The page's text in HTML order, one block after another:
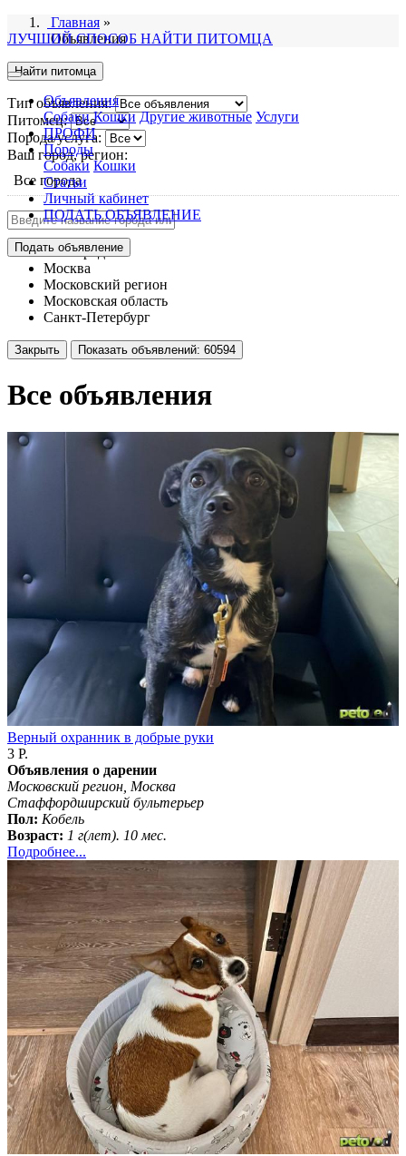
ЛУЧШИЙ СПОСОБ НАЙТИ ПИТОМЦА
Объявления
Собаки Кошки Другие животные Услуги
ПРОФИ
Породы
Собаки Кошки
Статьи
Личный кабинет
ПОДАТЬ ОБЪЯВЛЕНИЕ
Подать объявление
Главная »
Объявления
Найти питомца
Тип объявления:
Питомец:
Порода/услуга:
Ваш город, регион:
Все города
Все города
Москва
Московский регион
Московская область
Санкт-Петербург
Закрыть Показать объявлений: 60594
Все объявления
Верный охранник в добрые руки
3 Р.
Объявления о дарении
Московский регион, Москва
Стаффордширский бультерьер
Пол: Кобель
Возраст: 1 г(лет). 10 мес.
Подробнее...